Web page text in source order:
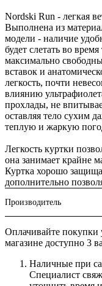
Nordski Run - легкая
Выполнена из
модели - наличие
будет слетать во
максимально
вставок и
легкость, почти
влиянию
прохлады, не
оставляя тело сухим
теплую и жаркую
Легкость куртки
она занимает крайне
Куртка хорошо
дополнительно
Производитель
Оплачивайте
магазине доступно 3
Наличные при
Специалист